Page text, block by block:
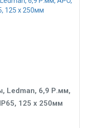
Ledman, 6,9 Р.мм,
125 x 250мм